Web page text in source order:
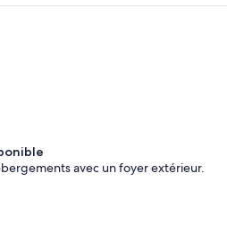
Restauration en plein air
avec un foyer extérieur.